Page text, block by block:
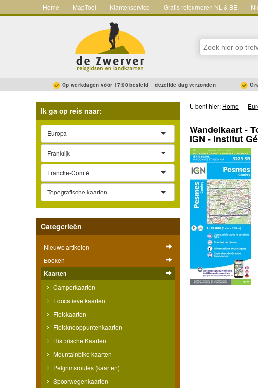
Home MapTool Klantenservice Gratis retourneren NL & BE
Op werkdagen vóór 17:00 besteld = dezelfde dag verzonden
Ik ga op reis naar:
Europa
Frankrijk
Franche-Comté
Topografische kaarten
Categorieën
Nieuwe artikelen
Boeken
Kaarten
Camperkaarten
Educatieve kaarten
Fietskaarten
Fietsknooppuntenkaarten
Historische Kaarten
Mountainbike kaarten
Pelgrimsroutes (kaarten)
Spoorwegenkaarten
U bent hier: Home
Wandelkaart -
IGN - Institut